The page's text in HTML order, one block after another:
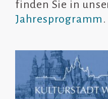
finden Sie in
Jahresprogramm .